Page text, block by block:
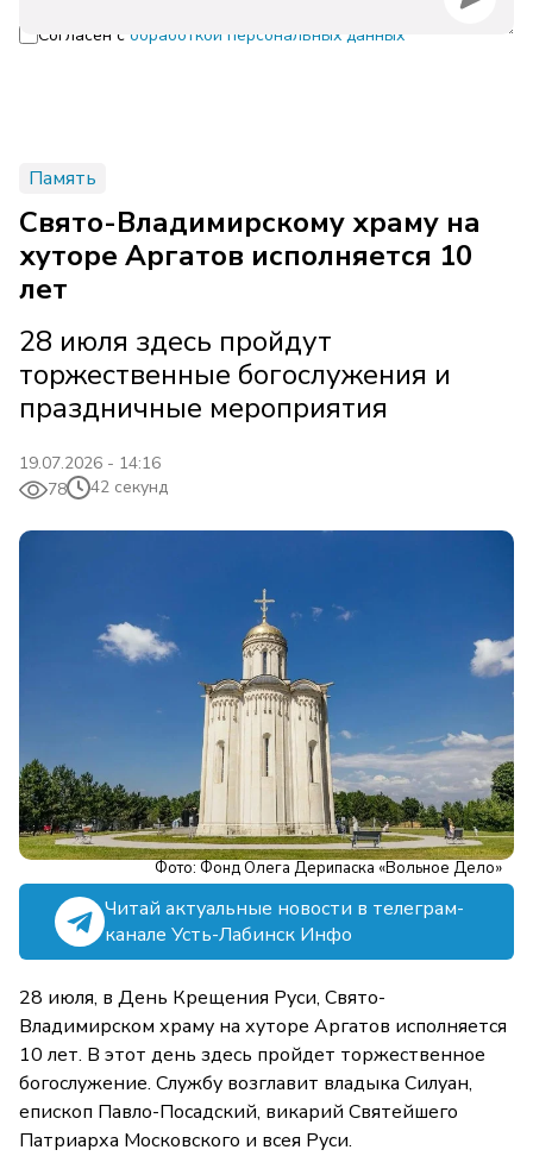
Согласен с обработкой персональных данных
Память
Свято-Владимирскому храму на
хуторе Аргатов исполняется 10
лет
28 июля здесь пройдут
торжественные богослужения и
праздничные мероприятия
19.07.2026 - 14:16
78
42 секунд
Фото: Фонд Олега Дерипаска «Вольное Дело»
Читай актуальные новости в телеграм-
канале Усть-Лабинск Инфо
28 июля, в День Крещения Руси, Свято-
Владимирском храму на хуторе Аргатов исполняется
10 лет. В этот день здесь пройдет торжественное
богослужение. Службу возглавит владыка Силуан,
епископ Павло-Посадский, викарий Святейшего
Патриарха Московского и всея Руси.